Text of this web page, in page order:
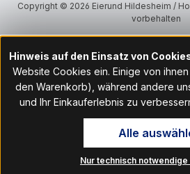
Copyright © 2026 Eierund Hildesheim /
vorbehalten
Hinweis auf den Einsatz von
Website Cookies ein. Einige von
den Warenkorb), während andere
und Ihr Einkauferlebnis zu
notwendigen Cookies mit Klick auf
Klick auf "Nur technisch notwendige
Zugang zu den Cookie-Einstellungen
unserer Website im Menüpunkt
Nur technisch
Alle